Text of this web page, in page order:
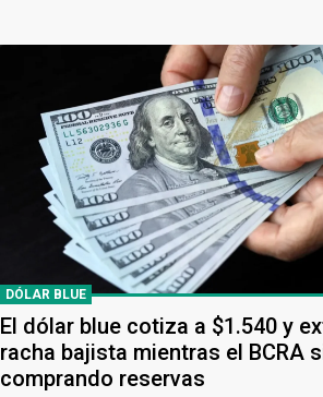
DÓLAR BLUE
El dólar blue cotiza a $1.540 y
racha bajista mientras el BCRA
comprando reservas